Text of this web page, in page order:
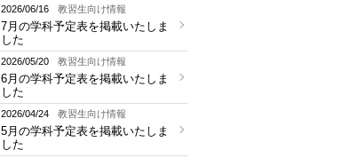
2026/06/16 教習生向け情報
7月の学科予定表を掲載いたしま
した
2026/05/20 教習生向け情報
6月の学科予定表を掲載いたしま
した
2026/04/24 教習生向け情報
5月の学科予定表を掲載いたしま
した